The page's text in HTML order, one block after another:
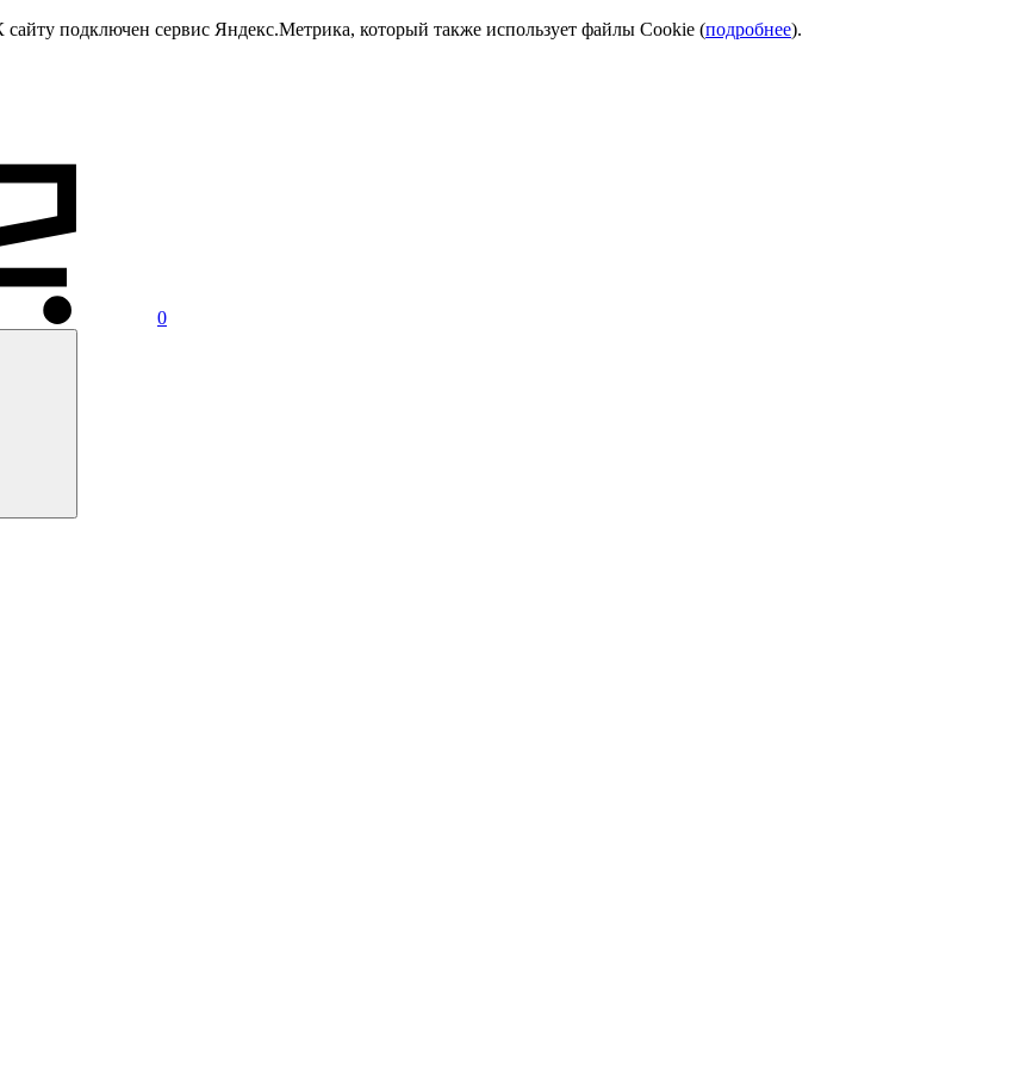
сайту подключен сервис Яндекс.Метрика, который также использует файлы Cookie (подробнее).
0